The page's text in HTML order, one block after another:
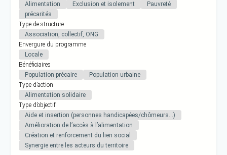
Alimentation
Exclusion et isolement
Pauvreté
précarités
Type de structure
Association, collectif, ONG
Envergure du programme
Locale
Bénéficiaires
Population précaire
Population urbaine
Type d’action
Alimentation solidaire
Type d’objectif
Aide et insertion (personnes handicapées/chômeurs…)
Amélioration de l’accès à l’alimentation
Création et renforcement du lien social
Synergie entre les acteurs du territoire